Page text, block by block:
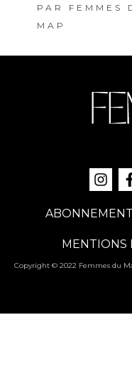
PAR FEMMES
MAP
ABONNEMENT
MENTIONS
Copyright © 2022 Femmes du